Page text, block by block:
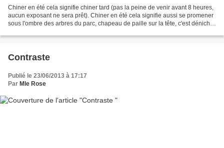
Chiner en été cela signifie chiner tard (pas la peine de venir avant 8 heures,
aucun exposant ne sera prêt). Chiner en été cela signifie aussi se promener
sous l'ombre des arbres du parc, chapeau de paille sur la tête, c'est dénicher
Contraste
Publié le 23/06/2013 à 17:17
Par Mle Rose